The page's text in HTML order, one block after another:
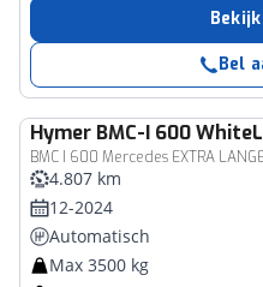
Bel
Hymer BMC-I 600
BMC I 600 Mercedes EXTRA
4.807 km
12-2024
Automatisch
Max 3500 kg